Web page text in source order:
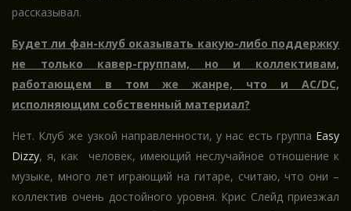
рассказывал.
Будет ли фан-клуб оказывать какую-либо поддержку
не только кавер-группам, но и коллективам,
работающем в том же жанре, что и AC/DC,
исполняющим собственный материал?
Нет. Клуб же узкой направленности, у нас есть группа Easy
Dizzy, я, как человек, имеющий неслучайное отношение к
музыке, много лет играющий на гитаре, считаю, что они –
коллектив очень достойного уровня. Крис Слейд приезжал